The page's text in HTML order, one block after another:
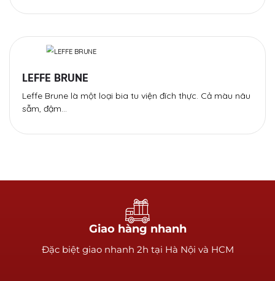
LEFFE BRUNE
Leffe Brune là một loại bia tu viện đích thực. Cả màu nâu
sẫm, đậm…
Giao hàng nhanh
Ðặc biệt giao nhanh 2h tại Hà Nội và HCM